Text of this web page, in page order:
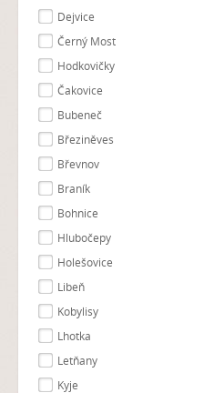
Dejvice
Černý Most
Hodkovičky
Čakovice
Bubeneč
Březiněves
Břevnov
Braník
Bohnice
Hlubočepy
Holešovice
Libeň
Kobylisy
Lhotka
Letňany
Kyje